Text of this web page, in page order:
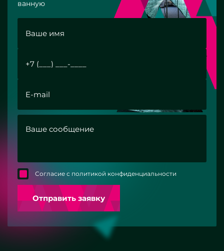
ванную
Согласие с политикой конфиденциальности
Отправить заявку